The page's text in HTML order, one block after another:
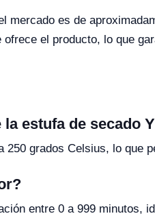
mercado es de
el producto, lo que
estufa de secado
grados Celsius, lo que
entre 0 a 999 minutos,